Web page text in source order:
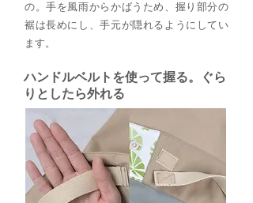
の。手を風雨からかばうため、握り部分の
裾は長めにし、手元が隠れるようにしてい
ます。
ハンドルベルトを使って握る。ぐら
りとしたら外れる